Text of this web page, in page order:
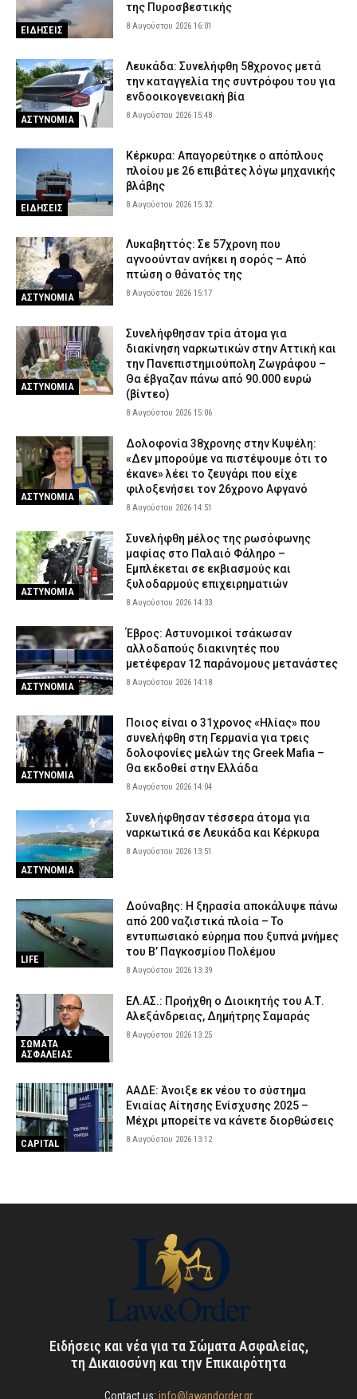
ΕΙΔΗΣΕΙΣ
της Πυροσβεστικής
8 Αυγούστου 2026 16:01
ΑΣΤΥΝΟΜΙΑ
Λευκάδα: Συνελήφθη 58χρονος μετά
την καταγγελία της συντρόφου του για
ενδοοικογενειακή βία
8 Αυγούστου 2026 15:48
ΕΙΔΗΣΕΙΣ
Κέρκυρα: Απαγορεύτηκε ο απόπλους
πλοίου με 26 επιβάτες λόγω μηχανικής
βλάβης
8 Αυγούστου 2026 15:32
ΑΣΤΥΝΟΜΙΑ
Λυκαβηττός: Σε 57χρονη που
αγνοούνταν ανήκει η σορός – Από
πτώση ο θάνατός της
8 Αυγούστου 2026 15:17
ΑΣΤΥΝΟΜΙΑ
Συνελήφθησαν τρία άτομα για
διακίνηση ναρκωτικών στην Αττική και
την Πανεπιστημιούπολη Ζωγράφου –
Θα έβγαζαν πάνω από 90.000 ευρώ
(βίντεο)
8 Αυγούστου 2026 15:06
ΑΣΤΥΝΟΜΙΑ
Δολοφονία 38χρονης στην Κυψέλη:
«Δεν μπορούμε να πιστέψουμε ότι το
έκανε» λέει το ζευγάρι που είχε
φιλοξενήσει τον 26χρονο Αφγανό
8 Αυγούστου 2026 14:51
ΑΣΤΥΝΟΜΙΑ
Συνελήφθη μέλος της ρωσόφωνης
μαφίας στο Παλαιό Φάληρο –
Εμπλέκεται σε εκβιασμούς και
ξυλοδαρμούς επιχειρηματιών
8 Αυγούστου 2026 14:33
ΑΣΤΥΝΟΜΙΑ
Έβρος: Αστυνομικοί τσάκωσαν
αλλοδαπούς διακινητές που
μετέφεραν 12 παράνομους μετανάστες
8 Αυγούστου 2026 14:18
ΑΣΤΥΝΟΜΙΑ
Ποιος είναι ο 31χρονος «Ηλίας» που
συνελήφθη στη Γερμανία για τρεις
δολοφονίες μελών της Greek Mafia –
Θα εκδοθεί στην Ελλάδα
8 Αυγούστου 2026 14:04
ΑΣΤΥΝΟΜΙΑ
Συνελήφθησαν τέσσερα άτομα για
ναρκωτικά σε Λευκάδα και Κέρκυρα
8 Αυγούστου 2026 13:51
LIFE
Δούναβης: Η ξηρασία αποκάλυψε πάνω
από 200 ναζιστικά πλοία – Το
εντυπωσιακό εύρημα που ξυπνά μνήμες
του Β’ Παγκοσμίου Πολέμου
8 Αυγούστου 2026 13:39
ΣΩΜΑΤΑ
ΑΣΦΑΛΕΙΑΣ
ΕΛ.ΑΣ.: Προήχθη ο Διοικητής του Α.Τ.
Αλεξάνδρειας, Δημήτρης Σαμαράς
8 Αυγούστου 2026 13:25
CAPITAL
ΑΑΔΕ: Άνοιξε εκ νέου το σύστημα
Ενιαίας Αίτησης Ενίσχυσης 2025 –
Μέχρι μπορείτε να κάνετε διορθώσεις
8 Αυγούστου 2026 13:12
Ειδήσεις και νέα για τα Σώματα Ασφαλείας,
τη Δικαιοσύνη και την Επικαιρότητα
Contact us: info@lawandorder.gr